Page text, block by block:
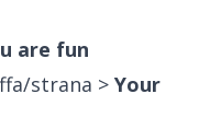
are fun
strana > Your